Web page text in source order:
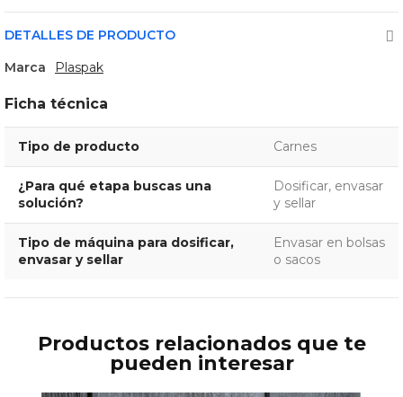
DETALLES DE PRODUCTO
Marca
Plaspak
Ficha técnica
Tipo de producto Carnes
¿Para qué etapa buscas una
solución?
Dosificar, envasar
y sellar
Tipo de máquina para dosificar,
envasar y sellar
Envasar en bolsas
o sacos
Productos relacionados que te
pueden interesar